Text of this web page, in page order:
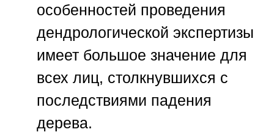
особенностей проведения
дендрологической экспертизы
имеет большое значение для
всех лиц, столкнувшихся с
последствиями падения
дерева.